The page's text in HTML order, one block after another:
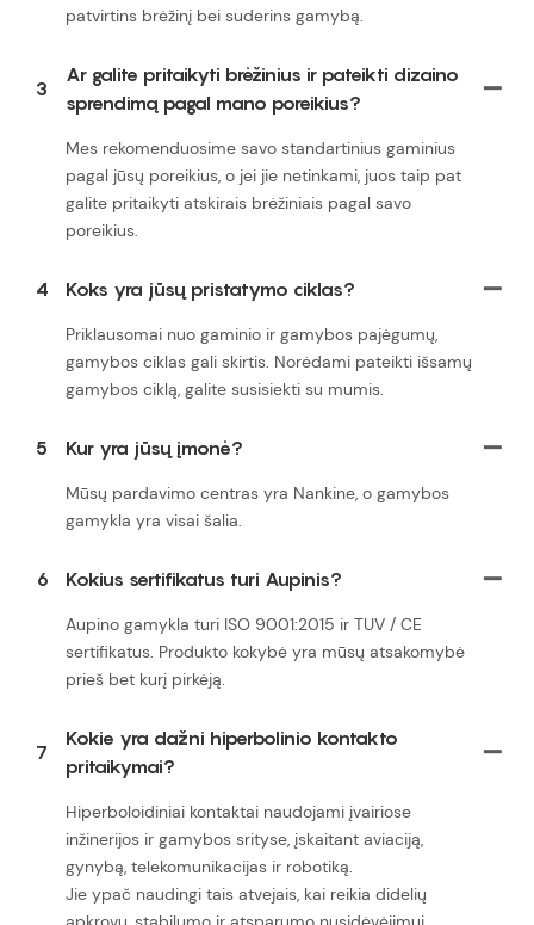
patvirtins brėžinį bei suderins gamybą.
3
Ar galite pritaikyti brėžinius ir pateikti dizaino
sprendimą pagal mano poreikius?
Mes rekomenduosime savo standartinius gaminius
pagal jūsų poreikius, o jei jie netinkami, juos taip pat
galite pritaikyti atskirais brėžiniais pagal savo
poreikius.
4 Koks yra jūsų pristatymo ciklas?
Priklausomai nuo gaminio ir gamybos pajėgumų,
gamybos ciklas gali skirtis. Norėdami pateikti išsamų
gamybos ciklą, galite susisiekti su mumis.
5 Kur yra jūsų įmonė?
Mūsų pardavimo centras yra Nankine, o gamybos
gamykla yra visai šalia.
6 Kokius sertifikatus turi Aupinis?
Aupino gamykla turi ISO 9001:2015 ir TUV / CE
sertifikatus. Produkto kokybė yra mūsų atsakomybė
prieš bet kurį pirkėją.
7
Kokie yra dažni hiperbolinio kontakto
pritaikymai?
Hiperboloidiniai kontaktai naudojami įvairiose
inžinerijos ir gamybos srityse, įskaitant aviaciją,
gynybą, telekomunikacijas ir robotiką.
Jie ypač naudingi tais atvejais, kai reikia didelių